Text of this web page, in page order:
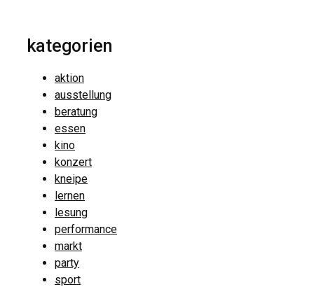
kategorien
aktion
ausstellung
beratung
essen
kino
konzert
kneipe
lernen
lesung
performance
markt
party
sport